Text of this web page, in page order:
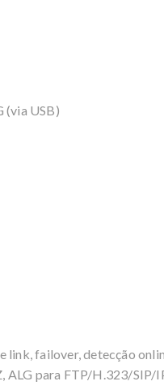
(via USB)
link, failover, detecção
para FTP/H.323/SIP/